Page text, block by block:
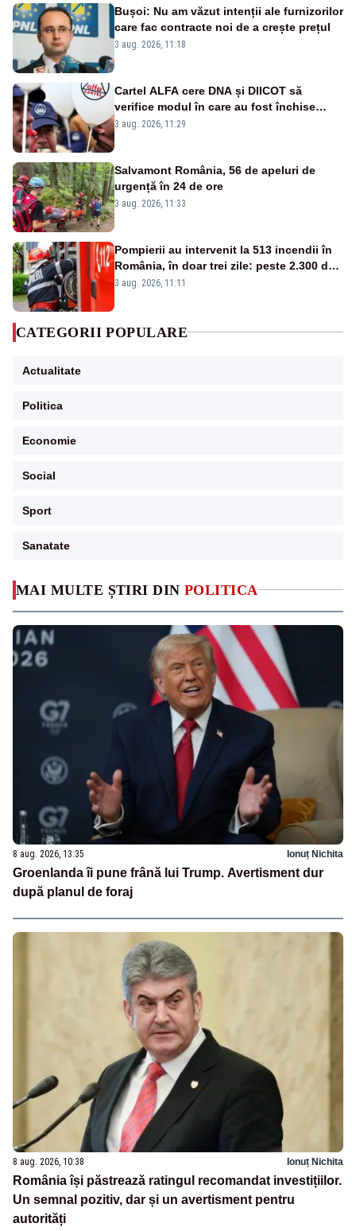
MAI MULTE ȘTIRI DIN POLITICA
8 aug. 2026, 13:35 Ionuț Nichita
Groenlanda îi pune frână lui Trump. Avertisment dur
după planul de foraj
8 aug. 2026, 10:38 Ionuț Nichita
România își păstrează ratingul recomandat investițiilor.
Un semnal pozitiv, dar și un avertisment pentru
autorități
Bușoi: Nu am văzut intenții ale furnizorilor
care fac contracte noi de a crește prețul
3 aug. 2026, 11:18
Cartel ALFA cere DNA și DIICOT să
verifice modul în care au fost închise
centralele pe cărbune
3 aug. 2026, 11:29
Salvamont România, 56 de apeluri de
urgență în 24 de ore
3 aug. 2026, 11:33
Pompierii au intervenit la 513 incendii în
România, în doar trei zile: peste 2.300 de
hectare de teren au fost afectate
3 aug. 2026, 11:11
CATEGORII POPULARE
Actualitate
Politica
Economie
Social
Sport
Sanatate